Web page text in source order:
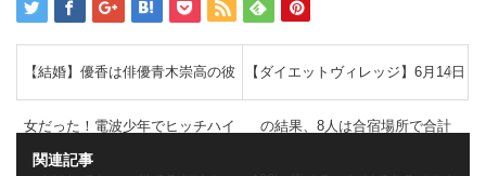
【結婚】優香は俳優青木崇高の彼
女だった！電波少年でヒッチハイ
【ダイエットヴィレッジ】6月14日
の結果、8人は合宿場所で合計
関連記事